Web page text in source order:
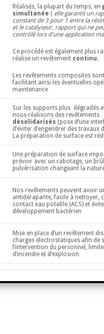
Réalisés, la plupart du temps, en
simultanée ( elle garantit un
constant de 3 pour 1 entre la
et le catalyseur, rapport qui ne
contrôlé lors d'une application
Ce procédé est également plus
réalise un revêtement continu.
Les revêtements composites
facilitant ainsi les éventuelles
maintenance
Sur les supports plus dégradés
nous réalisons des revêtements
désolidarisés (pose d’une
d’éviter d’engendrer des travaux
La préparation de surface est
Une préparation de surface
prévoir avec un rabotage, un
pulvérisation changeant la
Nos revêtements peuvent avoir
antidérapante, facile à nettoyer,
contact eau potable (ACS) et
développement bactérien
Mise en place d’un revêtement
charges électrostatiques afin de
l’intervention du personnel,
d’incendie et d’explosion